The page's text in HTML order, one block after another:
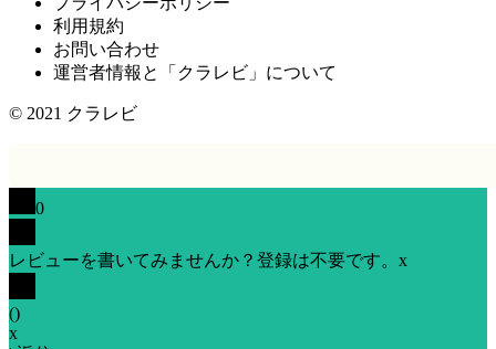
利用規約
お問い合わせ
運営者情報と「クラレビ」について
© 2021 クラレビ
0
レビューを書いてみませんか？登録は不要です。 x
()
x